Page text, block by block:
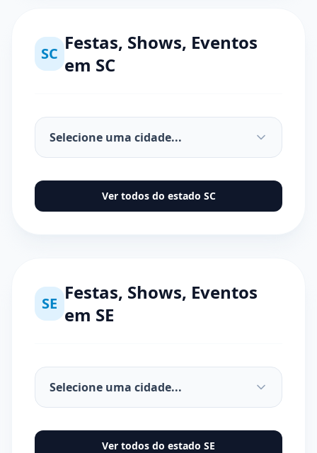
SC Festas, Shows, Eventos
em SC
Ver todos do estado SC
SE Festas, Shows, Eventos
em SE
Ver todos do estado SE